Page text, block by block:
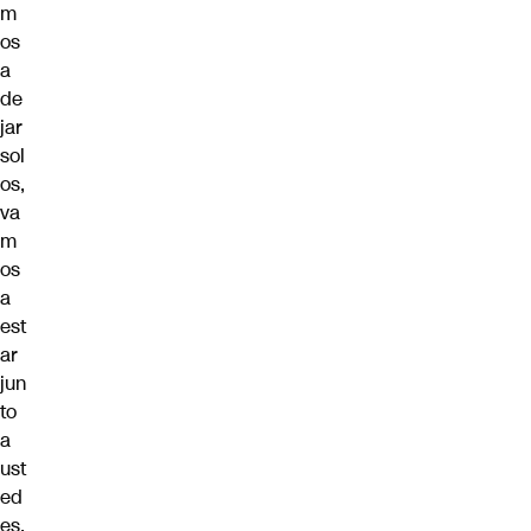
m
os
a
de
jar
sol
os,
va
m
os
a
est
ar
jun
to
a
ust
ed
es,